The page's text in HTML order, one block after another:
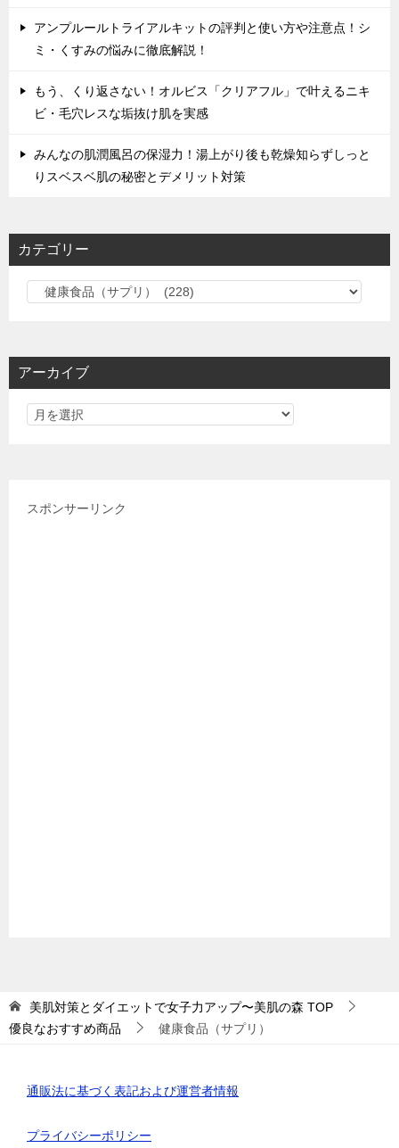
アンプルールトライアルキットの評判と使い方や注意点！シ
ミ・くすみの悩みに徹底解説！
もう、くり返さない！オルビス「クリアフル」で叶えるニキ
ビ・毛穴レスな垢抜け肌を実感
みんなの肌潤風呂の保湿力！湯上がり後も乾燥知らずしっと
りスベスベ肌の秘密とデメリット対策
カテゴリー
リ
アーカイブ
スポンサーリンク
美肌対策とダイエットで女子力アップ〜美肌の森 TOP
優良なおすすめ商品
健康食品（サプリ）
通販法に基づく表記および運営者情報
プライバシーポリシー